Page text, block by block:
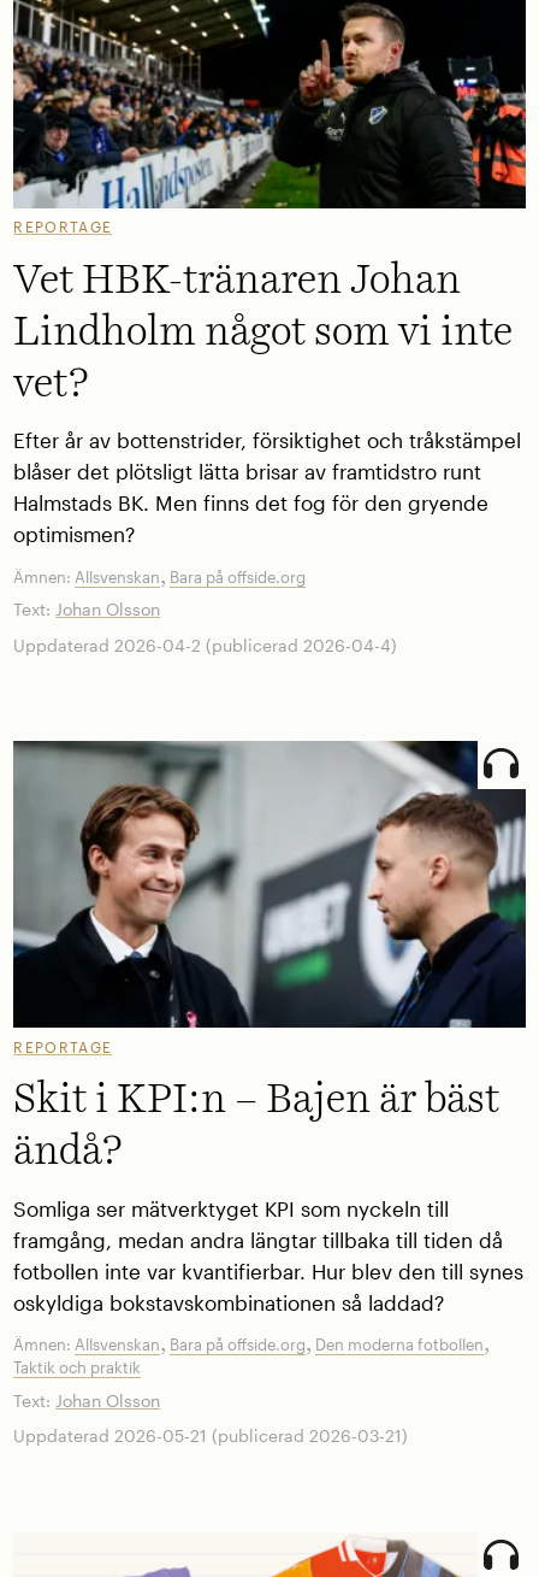
REPORTAGE
Vet HBK-tränaren Johan
Lindholm något som vi inte
vet?
Efter år av bottenstrider, försiktighet och tråkstämpel
blåser det plötsligt lätta brisar av framtidstro runt
Halmstads BK. Men finns det fog för den gryende
optimismen?
Ämnen: Allsvenskan, Bara på offside.org
Text: Johan Olsson
Uppdaterad 2026-04-2 (publicerad 2026-04-4)
REPORTAGE
Skit i KPI:n – Bajen är bäst
ändå?
Somliga ser mätverktyget KPI som nyckeln till
framgång, medan andra längtar tillbaka till tiden då
fotbollen inte var kvantifierbar. Hur blev den till synes
oskyldiga bokstavskombinationen så laddad?
Ämnen:Allsvenskan, Bara på offside.org, Den moderna fotbollen,
Taktik och praktik
Text: Johan Olsson
Uppdaterad 2026-05-21 (publicerad 2026-03-21)